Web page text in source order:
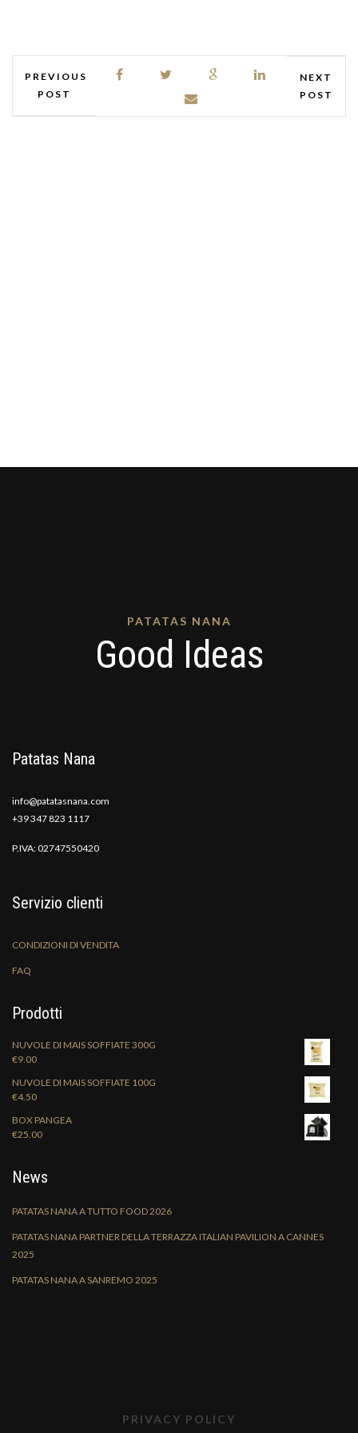
PREVIOUS
POST
NEXT
POST
PATATAS NANA
Good Ideas
Patatas Nana
info@patatasnana.com
+39 347 823 1117
P.IVA: 02747550420
Servizio clienti
CONDIZIONI DI VENDITA
FAQ
Prodotti
NUVOLE DI MAIS SOFFIATE 300G
€9.00
NUVOLE DI MAIS SOFFIATE 100G
€4.50
BOX PANGEA
€25.00
News
PATATAS NANA A TUTTO FOOD 2026
PATATAS NANA PARTNER DELLA TERRAZZA ITALIAN PAVILION A CANNES
2025
PATATAS NANA A SANREMO 2025
PRIVACY POLICY